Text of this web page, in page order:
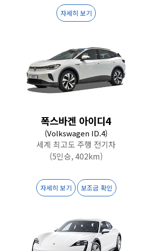
자세히 보기
폭스바겐 아이디4
(Volkswagen ID.4)
세계 최고도 주행 전기차
(5인승, 402km)
자세히 보기 보조금 확인